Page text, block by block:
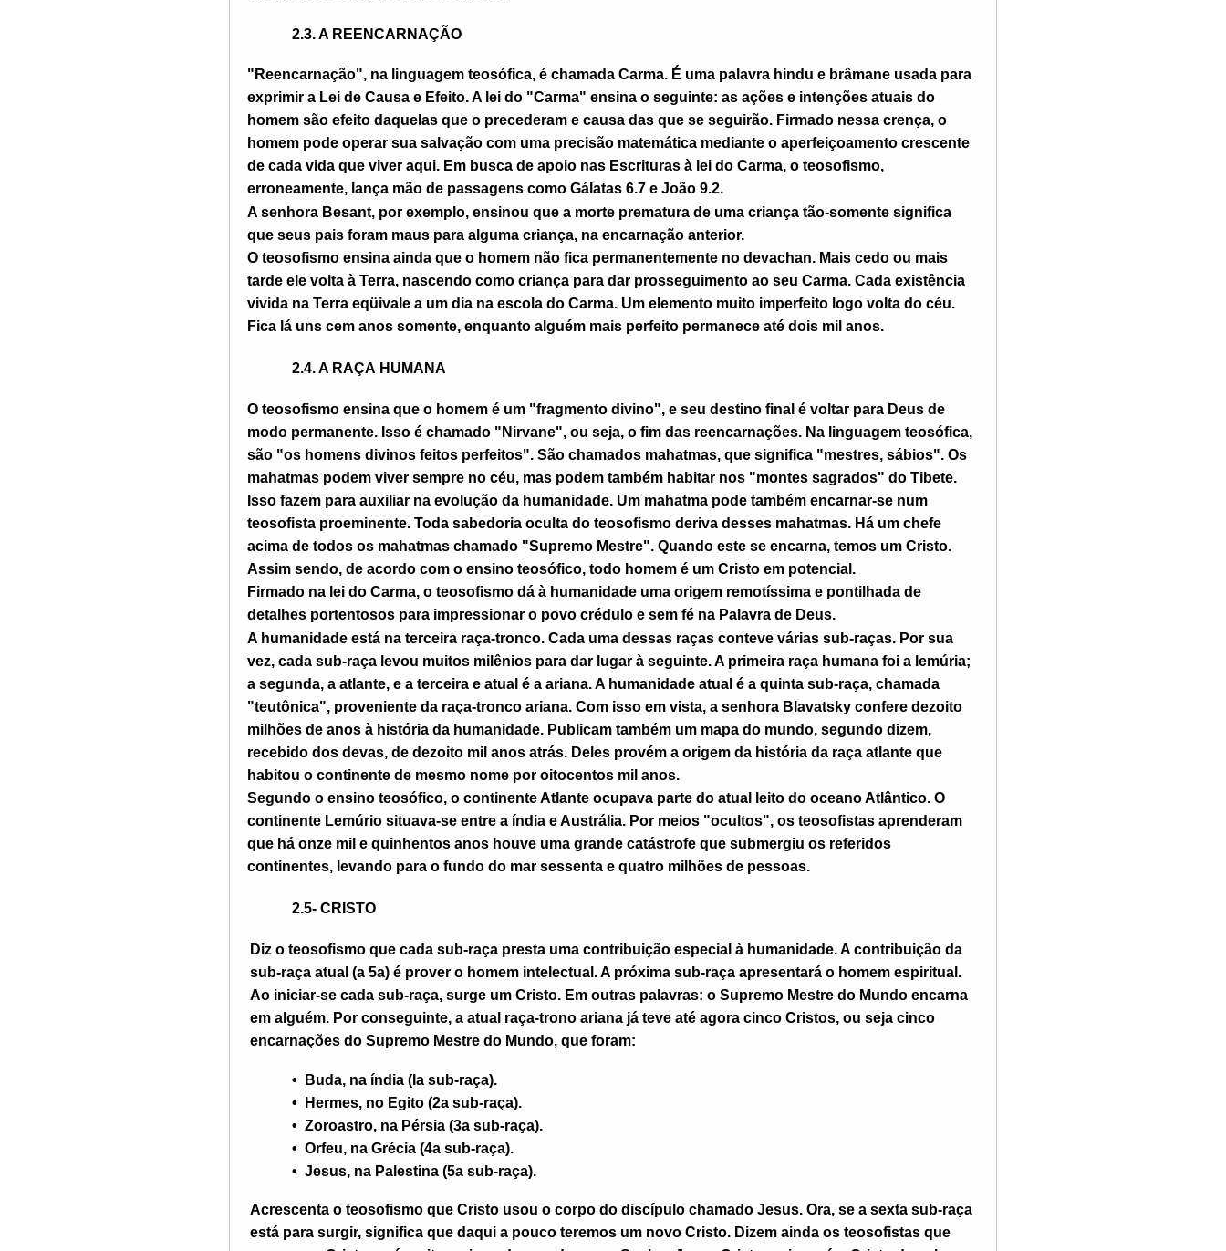
2.3. A R EENCARNAÇÃO
"Reencarnação", na linguagem teosófica, é chamada Carma. É uma palavra hindu e brâmane usada para
exprimir a Lei de Causa e Efeito. A lei do "Carma" ensina o seguinte: as ações e intenções atuais do
homem são efeito daquelas que o precederam e causa das que se seguirão. Firmado nessa crença, o
homem pode operar sua salvação com uma precisão matemática mediante o aperfeiçoamento crescente
de cada vida que viver aqui. Em busca de apoio nas Escrituras à lei do Carma, o teosofismo,
erroneamente, lança mão de passagens como Gálatas 6.7 e João 9.2.
A senhora Besant, por exemplo, ensinou que a morte prematura de uma criança tão-somente significa
que seus pais foram maus para alguma criança, na encarnação anterior.
O teosofismo ensina ainda que o homem não fica permanentemente no devachan. Mais cedo ou mais
tarde ele volta à Terra, nascendo como criança para dar prosseguimento ao seu Carma. Cada existência
vivida na Terra eqüivale a um dia na escola do Carma. Um elemento muito imperfeito logo volta do céu.
Fica lá uns cem anos somente, enquanto alguém mais perfeito permanece até dois mil anos.
2.4. A RAÇA H UMANA
O teosofismo ensina que o homem é um "fragmento divino", e seu destino final é voltar para Deus de
modo permanente. Isso é chamado "Nirvane", ou seja, o fim das reencarnações. Na linguagem teosófica,
são "os homens divinos feitos perfeitos". São chamados mahatmas, que significa "mestres, sábios". Os
mahatmas podem viver sempre no céu, mas podem também habitar nos "montes sagrados" do Tibete.
Isso fazem para auxiliar na evolução da humanidade. Um mahatma pode também encarnar-se num
teosofista proeminente. Toda sabedoria oculta do teosofismo deriva desses mahatmas. Há um chefe
acima de todos os mahatmas chamado "Supremo Mestre". Quando este se encarna, temos um Cristo.
Assim sendo, de acordo com o ensino teosófico, todo homem é um Cristo em potencial.
Firmado na lei do Carma, o teosofismo dá à humanidade uma origem remotíssima e pontilhada de
detalhes portentosos para impressionar o povo crédulo e sem fé na Palavra de Deus.
A humanidade está na terceira raça-tronco. Cada uma dessas raças conteve várias sub-raças. Por sua
vez, cada sub-raça levou muitos milênios para dar lugar à seguinte. A primeira raça humana foi a lemúria;
a segunda, a atlante, e a terceira e atual é a ariana. A humanidade atual é a quinta sub-raça, chamada
"teutônica", proveniente da raça-tronco ariana. Com isso em vista, a senhora Blavatsky confere dezoito
milhões de anos à história da humanidade. Publicam também um mapa do mundo, segundo dizem,
recebido dos devas, de dezoito mil anos atrás. Deles provém a origem da história da raça atlante que
habitou o continente de mesmo nome por oitocentos mil anos.
Segundo o ensino teosófico, o continente Atlante ocupava parte do atual leito do oceano Atlântico. O
continente Lemúrio situava-se entre a índia e Austrália. Por meios "ocultos", os teosofistas aprenderam
que há onze mil e quinhentos anos houve uma grande catástrofe que submergiu os referidos
continentes, levando para o fundo do mar sessenta e quatro milhões de pessoas.
2.5- C RISTO
Diz o teosofismo que cada sub-raça presta uma contribuição especial à humanidade. A contribuição da
sub-raça atual (a 5a) é prover o homem intelectual. A próxima sub-raça apresentará o homem espiritual.
Ao iniciar-se cada sub-raça, surge um Cristo. Em outras palavras: o Supremo Mestre do Mundo encarna
em alguém. Por conseguinte, a atual raça-trono ariana já teve até agora cinco Cristos, ou seja cinco
encarnações do Supremo Mestre do Mundo, que foram:
• Buda, na índia (I a sub-raça).
•
Hermes, no Egito (2a sub-raça).
• Zoroastro, na Pérsia (3a sub-raça).
• Orfeu, na Grécia (4a sub-raça).
• Jesus, na Palestina (5a sub-raça).
Acrescenta o teosofismo que Cristo usou o corpo do discípulo chamado Jesus. Ora, se a sexta sub-raça
está para surgir, significa que daqui a pouco teremos um novo Cristo. Dizem ainda os teosofistas que